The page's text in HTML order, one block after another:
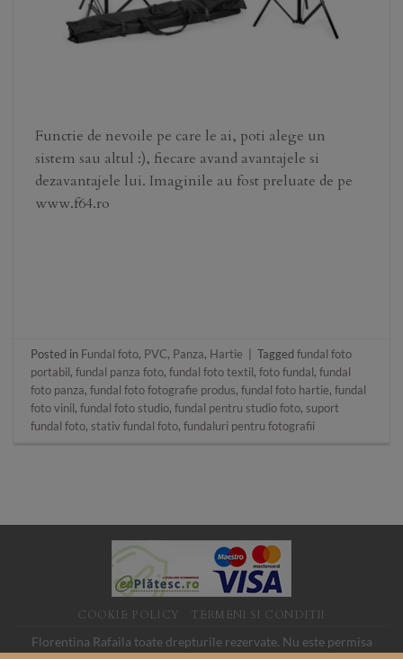
Functie de nevoile pe care le ai, poti alege un
sistem sau altul :), fiecare avand avantajele si
dezavantajele lui. Imaginile au fost preluate de pe
www.f64.ro
Posted in Fundal foto, PVC, Panza, Hartie Taggedfundal foto
portabil,fundal panza foto,fundal foto textil,foto fundal,fundal
foto panza,fundal foto fotografie produs,fundal foto hartie,fundal
foto vinil,fundal foto studio,fundal pentru studio foto, suport
fundal foto, stativ fundal foto,fundaluri pentru fotografii
COOKIE POLICY TERMENI SI CONDITII
Florentina Rafaila toate drepturile rezervate. Nu este permisa